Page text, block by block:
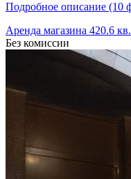
Подробное описание (10
Аренда магазина 420.6
Без комиссии